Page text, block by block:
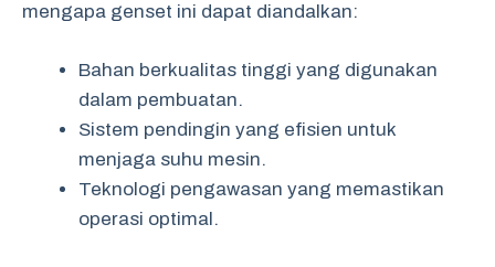
mengapa genset ini dapat diandalkan:
Bahan berkualitas tinggi yang digunakan
dalam pembuatan.
Sistem pendingin yang efisien untuk
menjaga suhu mesin.
Teknologi pengawasan yang memastikan
operasi optimal.